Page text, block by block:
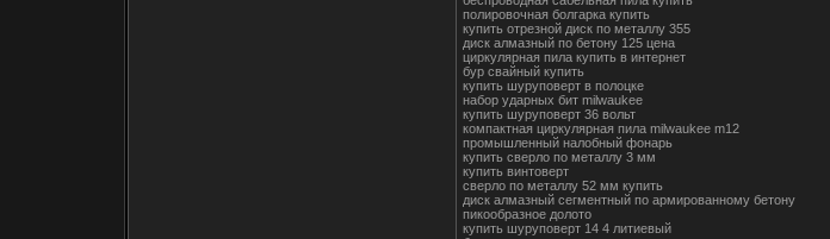
полировочная болгарка купить
купить отрезной диск по металлу 355
диск алмазный по бетону 125 цена
циркулярная пила купить в интернет
бур свайный купить
купить шуруповерт в полоцке
набор ударных бит milwaukee
купить шуруповерт 36 вольт
компактная циркулярная пила milwaukee m12
промышленный налобный фонарь
купить сверло по металлу 3 мм
купить винтоверт
сверло по металлу 52 мм купить
диск алмазный сегментный по армированному бетону
пикообразное долото
купить шуруповерт 14 4 литиевый